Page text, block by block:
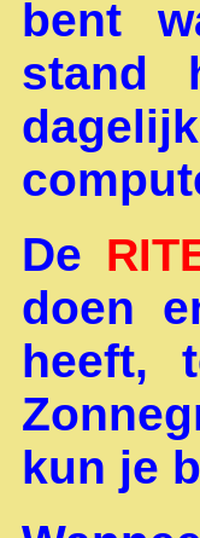
bent
stand
De
doen
heeft,
kun je